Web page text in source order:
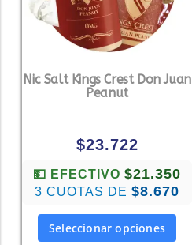
Nic Salt Kings Crest Don Juan
Peanut
$23.722
💵 EFECTIVO$21.350
3 CUOTAS DE$8.670
Seleccionar opciones